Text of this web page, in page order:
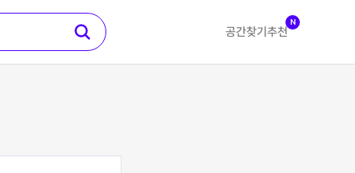
공간찾기 추천
N